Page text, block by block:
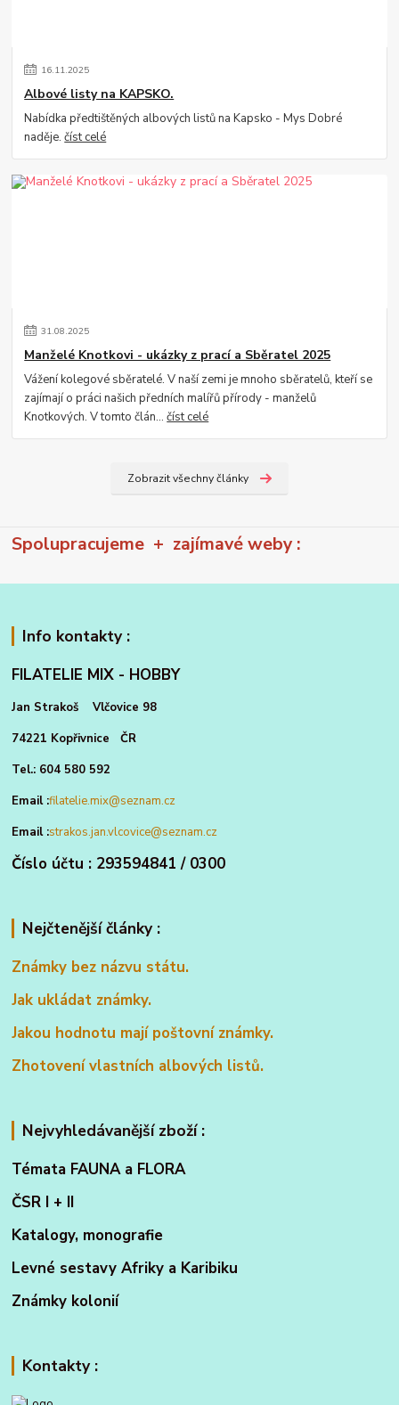
16.11.2025
Albové listy na KAPSKO.
Nabídka předtištěných albových listů na Kapsko - Mys Dobré
naděje.číst celé
31.08.2025
Manželé Knotkovi - ukázky z prací a Sběratel 2025
Vážení kolegové sběratelé. V naší zemi je mnoho sběratelů, kteří se
zajímají o práci našich předních malířů přírody - manželů
Knotkových. V tomto člán...číst celé
Zobrazit všechny články
Spolupracujeme + zajímavé weby :
Info kontakty :
FILATELIE MIX - HOBBY
Jan Strakoš Vlčovice 98
74221 Kopřivnice ČR
Tel.: 604 580 592
Email :filatelie.mix@seznam.cz
Email :strakos.jan.vlcovice@seznam.cz
Číslo účtu : 293594841 / 0300
Nejčtenější články :
Známky bez názvu státu.
Jak ukládat známky.
Jakou hodnotu mají poštovní známky.
Zhotovení vlastních albových listů.
Nejvyhledávanější zboží :
Témata FAUNA a FLORA
ČSR I + II
Katalogy, monografie
Levné sestavy Afriky a Karibiku
Známky kolonií
Kontakty :